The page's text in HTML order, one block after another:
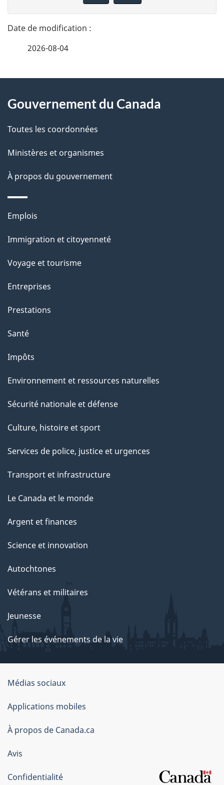
t
a
s
d
l
a
p
n
o
t
e
r
é
t
r
a
c
i
o
s
u
c
e
t
e
a
g
2026-08-04
propos
de
site
Gouvernement du Canada
Toutes les coordonnées
Ministères et organismes
À propos du gouvernement
Thèmes
sujets
Emplois
Immigration et citoyenneté
Voyage et tourisme
Entreprises
Prestations
Santé
Impôts
Environnement et ressources naturelles
Sécurité nationale et défense
Culture, histoire et sport
Services de police, justice et urgences
Transport et infrastructure
Le Canada et le monde
Argent et finances
Science et innovation
Autochtones
Vétérans et militaires
Jeunesse
Gérer les événements de la vie
Organisation
du
gouvernement
du
Canada
Médias sociaux
Applications mobiles
À propos de Canada.ca
Avis
Confidentialité